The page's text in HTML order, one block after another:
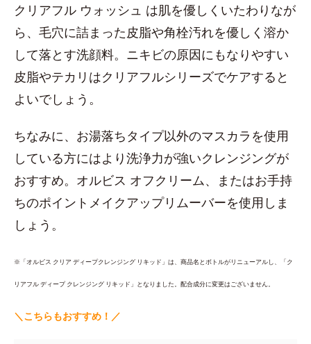
クリアフル ウォッシュ は肌を優しくいたわりなが
ら、毛穴に詰まった皮脂や角栓汚れを優しく溶か
して落とす洗顔料。ニキビの原因にもなりやすい
皮脂やテカリはクリアフルシリーズでケアすると
よいでしょう。
ちなみに、お湯落ちタイプ以外のマスカラを使用
している方にはより洗浄力が強いクレンジングが
おすすめ。オルビス オフクリーム、またはお手持
ちのポイントメイクアップリムーバーを使用しま
しょう。
※「オルビス クリア ディープクレンジング リキッド」は、商品名とボトルがリニューアルし、「ク
リアフル ディープ クレンジング リキッド」となりました。配合成分に変更はございません。
＼こちらもおすすめ！／